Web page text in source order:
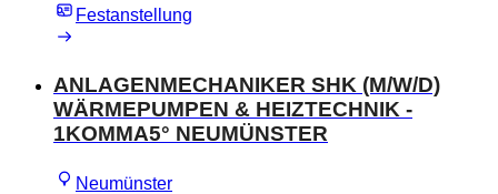
Festanstellung
ANLAGENMECHANIKER SHK (M/W/D)
WÄRMEPUMPEN & HEIZTECHNIK -
1KOMMA5° NEUMÜNSTER
Neumünster